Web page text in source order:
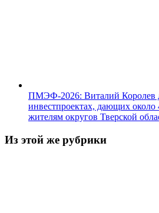
ПМЭФ-2026: Виталий Королев
инвестпроектах, дающих
жителям округов Тверской
Из этой же рубрики